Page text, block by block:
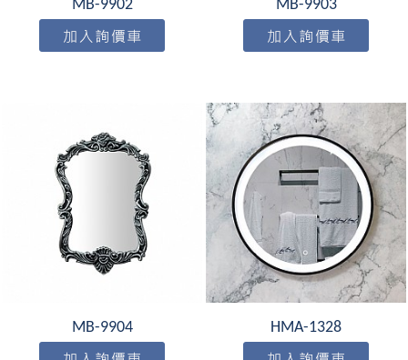
MB-9902 MB-9903
MB-9904 HMA-1328